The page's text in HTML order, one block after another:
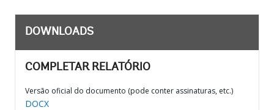
DOWNLOADS
COMPLETAR RELATÓRIO
Versão oficial do documento (pode conter assinaturas, etc.)
DOCX